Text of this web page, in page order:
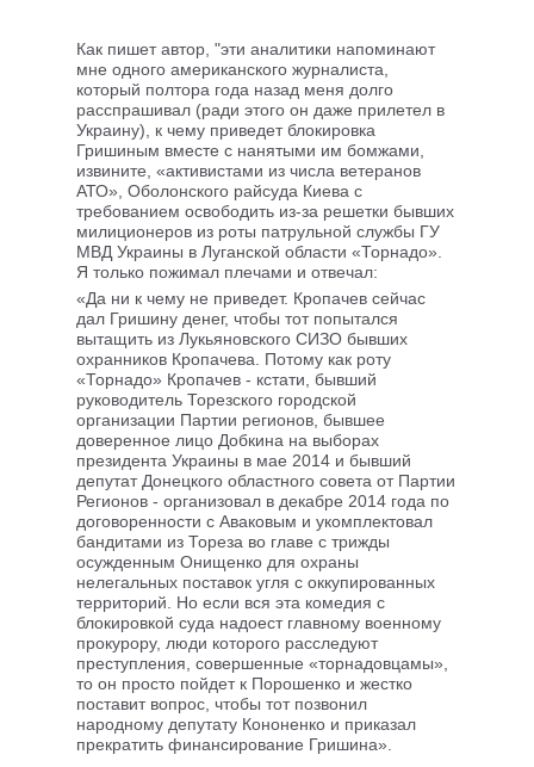
Как пишет автор, "эти аналитики напоминают
мне одного американского журналиста,
который полтора года назад меня долго
расспрашивал (ради этого он даже прилетел в
Украину), к чему приведет блокировка
Гришиным вместе с нанятыми им бомжами,
извините, «активистами из числа ветеранов
АТО», Оболонского райсуда Киевас
требованием освободить из-за решетки бывших
милиционеров из роты патрульной службы ГУ
МВД Украины в Луганской области «Торнадо».
Я только пожимал плечами и отвечал:
«Да ни к чему не приведет. Кропачев сейчас
дал Гришину денег, чтобы тот попытался
вытащить из Лукьяновского СИЗО бывших
охранников Кропачева. Потому как роту
«Торнадо» Кропачев - кстати, бывший
руководитель Торезского городской
организации Партии регионов, бывшее
доверенное лицо Добкина на выборах
президента Украины в мае 2014 и бывший
депутат Донецкого областного совета от Партии
Регионов - организовал в декабре 2014 года по
договоренности с Аваковым и укомплектовал
бандитами из Тореза во главе с трижды
осужденным Онищенко для охраны
нелегальных поставок угля с оккупированных
территорий. Но если вся эта комедия с
блокировкой суда надоест главному военному
прокурору, люди которого расследуют
преступления, совершенные «торнадовцамы»,
то он просто пойдет к Порошенко и жестко
поставит вопрос, чтобы тот позвонил
народному депутату Кононенко и приказал
прекратить финансирование Гришина».